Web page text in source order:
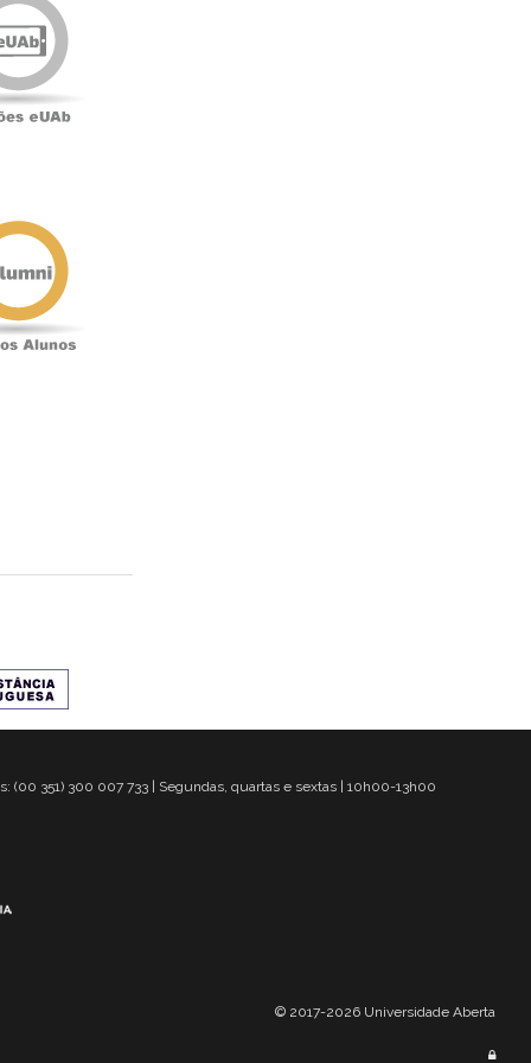
(00 351) 300 007 733 | Segundas, quartas e sextas | 10h00-13h00
© 2017-2026 Universidade Aberta